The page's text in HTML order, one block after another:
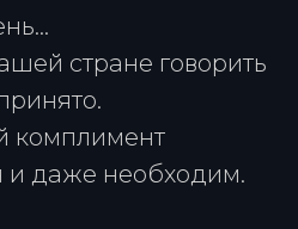
стране говорить
комплимент
и даже необходим.